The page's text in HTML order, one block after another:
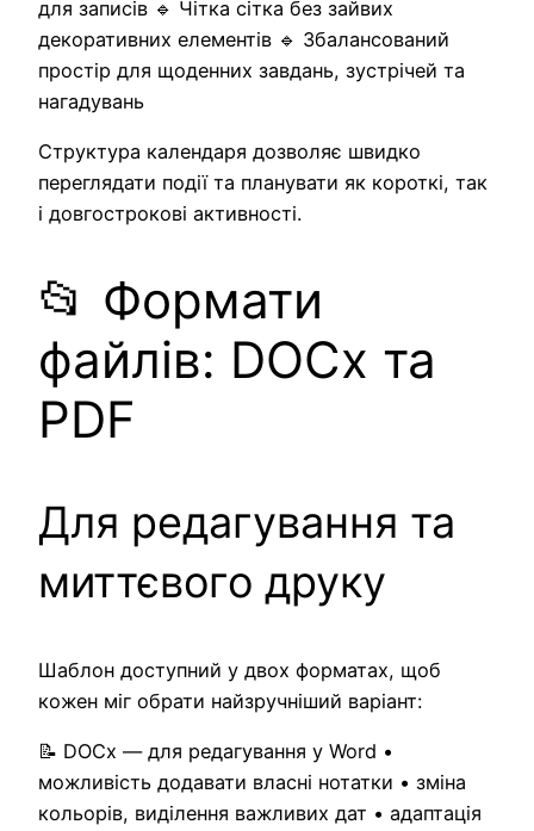
для записів 🔹 Чітка сітка без зайвих
декоративних елементів 🔹 Збалансований
простір для щоденних завдань, зустрічей та
нагадувань
Структура календаря дозволяє швидко
переглядати події та планувати як короткі, так
і довгострокові активності.
📂 Формати
файлів: DOCx та
PDF
Для редагування та
миттєвого друку
Шаблон доступний у двох форматах, щоб
кожен міг обрати найзручніший варіант:
📝 DOCx — для редагування у Word •
можливість додавати власні нотатки • зміна
кольорів, виділення важливих дат • адаптація